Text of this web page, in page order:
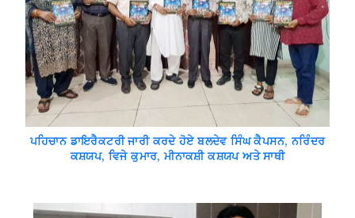
ਪਹਿਚਾਨ ਡਾਇਰੈਕਟਰੀ ਜਾਰੀ ਕਰਦੇ ਹੋਏ ਬਲਦੇਵ ਸਿੰਘ ਕੈਪਸਨ, ਨਰਿੰਦਰ
ਕਸ਼ਯਪ, ਵਿਜੇ ਕੁਮਾਰ, ਮੀਨਾਕਸ਼ੀ ਕਸ਼ਯਪ ਅਤੇ ਸਾਥੀ